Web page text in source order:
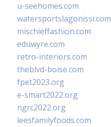
u-seehomes.com
watersportslagonissi.com
mischieffashion.com
eduwyre.com
retro-interiors.com
theblvd-boise.com
fpet2023.org
e-smart2022.org
ngrc2022.org
leesfamilyfoods.com